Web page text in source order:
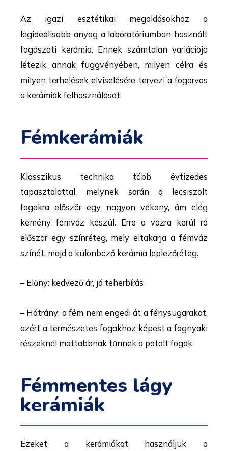
Az igazi esztétikai megoldásokhoz a
legideálisabb anyag a laboratóriumban használt
fogászati kerámia. Ennek számtalan variációja
létezik annak függvényében, milyen célra és
milyen terhelések elviselésére tervezi a fogorvos
a kerámiák felhasználását:
Fémkerámiák
Klasszikus technika több évtizedes
tapasztalattal, melynek során a lecsiszolt
fogakra először egy nagyon vékony, ám elég
kemény fémváz készül. Erre a vázra kerül rá
először egy színréteg, mely eltakarja a fémváz
színét, majd a különböző kerámia leplezőréteg.
– Előny: kedvező ár, jó teherbírás
– Hátrány: a fém nem engedi át a fénysugarakat,
azért a természetes fogakhoz képest a fognyaki
részeknél mattabbnak tűnnek a pótolt fogak.
Fémmentes lágy
kerámiák
Ezeket a kerámiákat használjuk a